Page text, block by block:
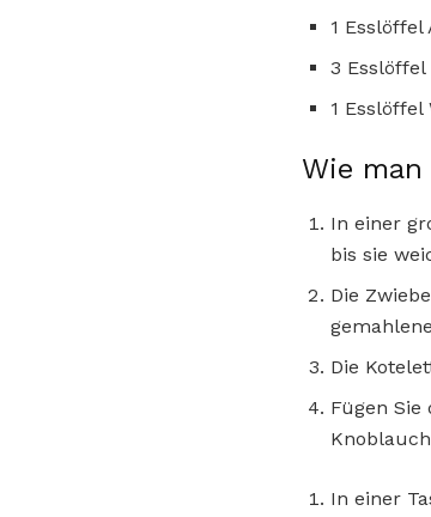
1 Esslöffel
3
1 Esslöffel
Wie
In einer
bis sie
Die
Die
Fügen
In einer